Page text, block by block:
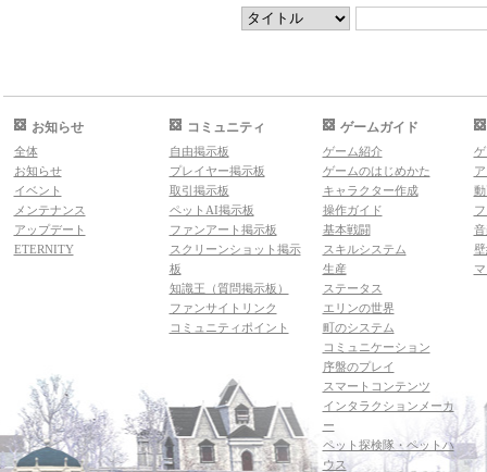
お知らせ
全体
お知らせ
イベント
メンテナンス
アップデート
ETERNITY
コミュニティ
自由掲示板
プレイヤー掲示板
取引掲示板
ペットAI掲示板
ファンアート掲示板
スクリーンショット掲示
板
知識王（質問掲示板）
ファンサイトリンク
コミュニティポイント
ゲームガイド
ゲーム紹介
ゲームのはじめかた
キャラクター作成
操作ガイド
基本戦闘
スキルシステム
生産
ステータス
エリンの世界
町のシステム
コミュニケーション
序盤のプレイ
スマートコンテンツ
インタラクションメーカ
ー
ペット探検隊・ペットハ
ウス